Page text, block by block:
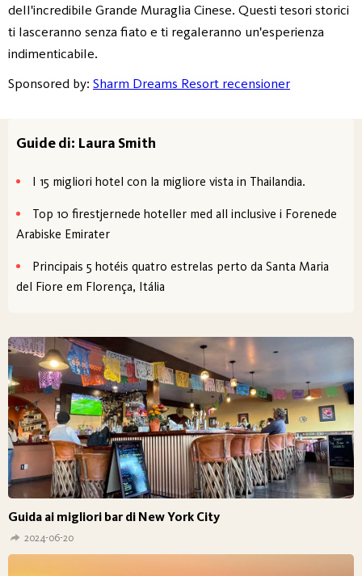
dell'incredibile Grande Muraglia Cinese. Questi tesori storici
ti lasceranno senza fiato e ti regaleranno un'esperienza
indimenticabile.
Sponsored by: Sharm Dreams Resort recensioner
Guide di: Laura Smith
I 15 migliori hotel con la migliore vista in Thailandia.
Top 10 firestjernede hoteller med all inclusive i Forenede
Arabiske Emirater
Principais 5 hotéis quatro estrelas perto da Santa Maria
del Fiore em Florença, Itália
Guida ai migliori bar di New York City
2024-06-20